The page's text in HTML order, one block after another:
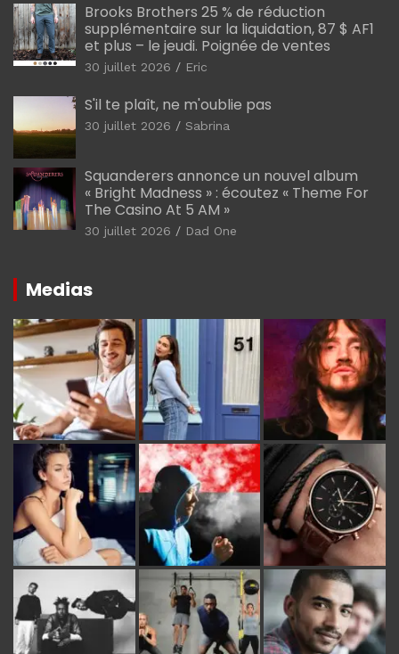
Brooks Brothers 25 % de réduction
supplémentaire sur la liquidation, 87 $ AF1
et plus – le jeudi. Poignée de ventes
30 juillet 2026 Eric
S'il te plaît, ne m'oublie pas
30 juillet 2026 Sabrina
Squanderers annonce un nouvel album
« Bright Madness » : écoutez « Theme For
The Casino At 5 AM »
30 juillet 2026 Dad One
Medias